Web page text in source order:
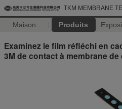
TKM MEMBRANE
Maison Produits
Examinez le film réfléchi en
3M de contact à membrane